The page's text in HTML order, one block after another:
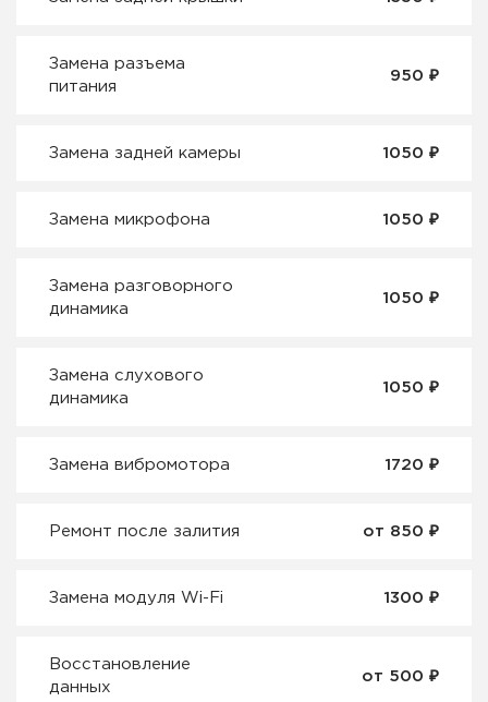
Замена разъема
питания
950 ₽
Замена задней камеры 1050 ₽
Замена микрофона 1050 ₽
Замена разговорного
динамика
1050 ₽
Замена слухового
динамика
1050 ₽
Замена вибромотора 1720 ₽
Ремонт после залития от 850 ₽
Замена модуля Wi-Fi 1300 ₽
Восстановление
данных
от 500 ₽